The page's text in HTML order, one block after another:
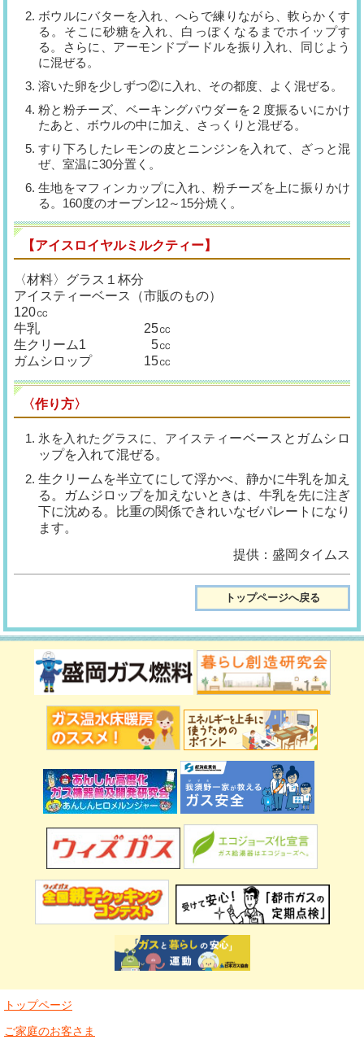
ボウルにバターを入れ、へらで練りながら、軟らかくす
る。そこに砂糖を入れ、白っぽくなるまでホイップす
る。さらに、アーモンドプードルを振り入れ、同じよう
に混ぜる。
溶いた卵を少しずつ②に入れ、その都度、よく混ぜる。
粉と粉チーズ、ベーキングパウダーを２度振るいにかけ
たあと、ボウルの中に加え、さっくりと混ぜる。
すり下ろしたレモンの皮とニンジンを入れて、ざっと混
ぜ、室温に30分置く。
生地をマフィンカップに入れ、粉チーズを上に振りかけ
る。160度のオーブン12～15分焼く。
【アイスロイヤルミルクティー】
〈材料〉グラス１杯分
アイスティーベース（市販のもの）
120㏄
牛乳 25㏄
生クリーム1 5㏄
ガムシロップ 15㏄
〈作り方〉
氷を入れたグラスに、アイステ ィーベースとガムシロ
ップを入れて混ぜる。
生クリームを半立てにして浮かべ、静かに牛乳を加え
る。ガムジ ロップを加えないときは、牛乳を先に注ぎ
下に沈める。比重の関係できれいなゼパレートになり
ます。
提供：盛岡タイムス
トップページへ戻る
トップページ
ご家庭のお客さま